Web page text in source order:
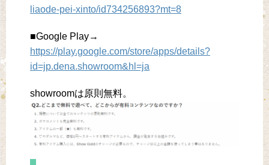
liaode-pei-xinto/id734256893?mt=8
■Google Play→
https://play.google.com/store/apps/details?
id=jp.dena.showroom&hl=ja
showroomは原則無料。